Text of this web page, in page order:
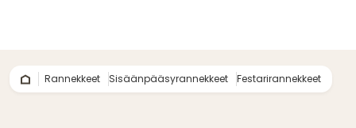
Rannekkeet Sisäänpääsyrannekkeet Festarirannekkeet